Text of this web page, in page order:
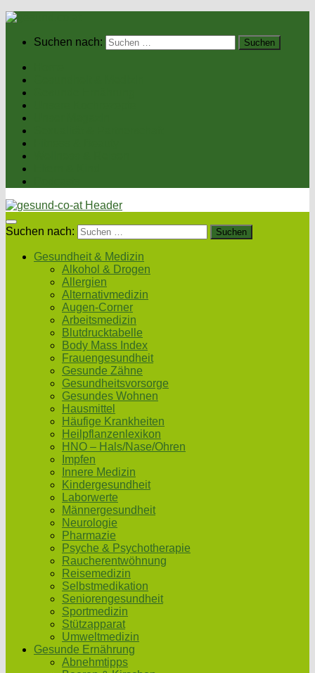
Suchen nach:
Suchen nach:
Gesundheit & Medizin
Alkohol & Drogen
Allergien
Alternativmedizin
Augen-Corner
Arbeitsmedizin
Blutdrucktabelle
Body Mass Index
Frauengesundheit
Gesunde Zähne
Gesundheitsvorsorge
Gesundes Wohnen
Hausmittel
Häufige Krankheiten
Heilpflanzenlexikon
HNO – Hals/Nase/Ohren
Impfen
Innere Medizin
Kindergesundheit
Laborwerte
Männergesundheit
Neurologie
Pharmazie
Psyche & Psychotherapie
Raucherentwöhnung
Reisemedizin
Selbstmedikation
Seniorengesundheit
Sportmedizin
Stützapparat
Umweltmedizin
Gesunde Ernährung
Abnehmtipps